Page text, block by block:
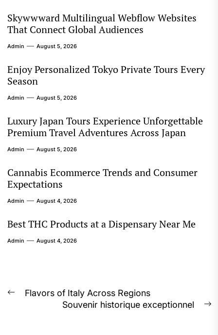
Skywwward Multilingual Webflow Websites
That Connect Global Audiences
Admin August 5, 2026
Enjoy Personalized Tokyo Private Tours Every
Season
Admin August 5, 2026
Luxury Japan Tours Experience Unforgettable
Premium Travel Adventures Across Japan
Admin August 5, 2026
Cannabis Ecommerce Trends and Consumer
Expectations
Admin August 4, 2026
Best THC Products at a Dispensary Near Me
Admin August 4, 2026
Post
navigation
PreviousFlavors of Italy Across Regions
Souvenir historique exceptionnel